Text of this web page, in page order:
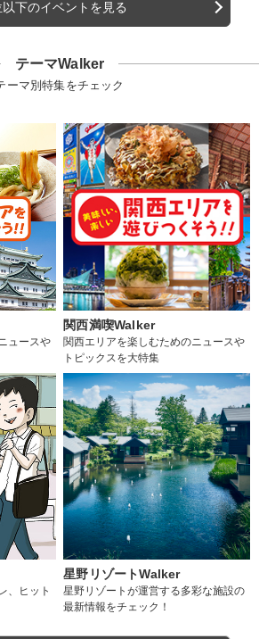
下のイベントを見る
テーマWalker
ーマ別特集をチェック
ュースや
関西満喫Walker
関西エリアを楽しむためのニュースや
トピックスを大特集
、ヒット
星野リゾートWalker
星野リゾートが運営する多彩な施設の
最新情報をチェック！